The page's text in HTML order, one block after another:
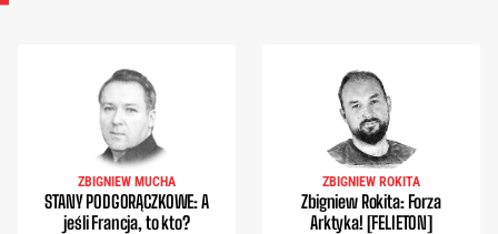
ZBIGNIEW MUCHA
STANY PODGORĄCZKOWE: A
jeśli Francja, to kto?
ZBIGNIEW ROKITA
Zbigniew Rokita: Forza
Arktyka! [FELIETON]